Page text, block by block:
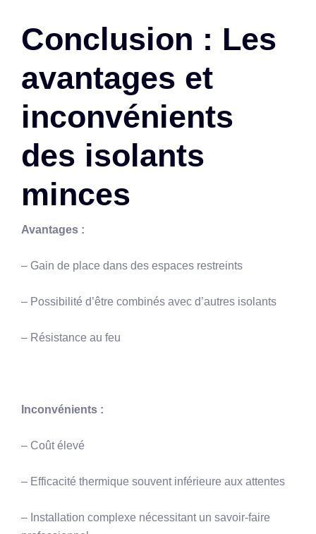
Conclusion : Les
avantages et
inconvénients
des isolants
minces
Avantages :
– Gain de place dans des espaces restreints
– Possibilité d’être combinés avec d’autres isolants
– Résistance au feu
Inconvénients :
– Coût élevé
– Efficacité thermique souvent inférieure aux attentes
– Installation complexe nécessitant un savoir-faire